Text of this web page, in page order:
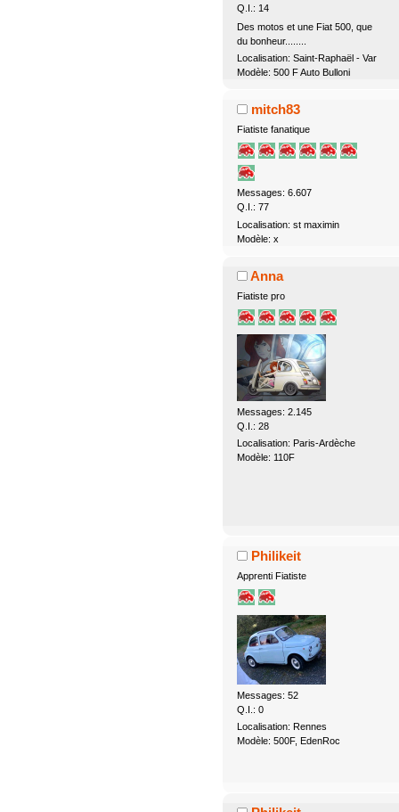
Q.I.: 14
Des motos et une Fiat 500, que
du bonheur........
Localisation: Saint-Raphaël - Var
Modèle: 500 F Auto Bulloni
mitch83
Fiatiste fanatique
Messages: 6.607
Q.I.: 77
Localisation: st maximin
Modèle: x
Anna
Fiatiste pro
Messages: 2.145
Q.I.: 28
Localisation: Paris-Ardèche
Modèle: 110F
Philikeit
Apprenti Fiatiste
Messages: 52
Q.I.: 0
Localisation: Rennes
Modèle: 500F, EdenRoc